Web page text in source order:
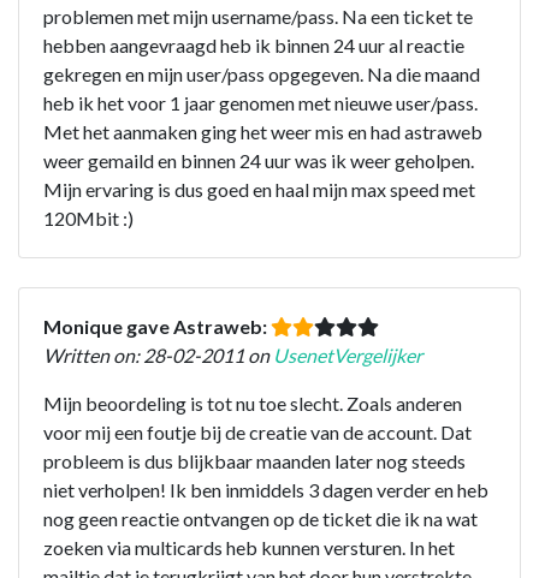
problemen met mijn username/pass. Na een ticket te
hebben aangevraagd heb ik binnen 24 uur al reactie
gekregen en mijn user/pass opgegeven. Na die maand
heb ik het voor 1 jaar genomen met nieuwe user/pass.
Met het aanmaken ging het weer mis en had astraweb
weer gemaild en binnen 24 uur was ik weer geholpen.
Mijn ervaring is dus goed en haal mijn max speed met
120Mbit :)
Monique gave Astraweb:
Written on: 28-02-2011 on UsenetVergelijker
Mijn beoordeling is tot nu toe slecht. Zoals anderen
voor mij een foutje bij de creatie van de account. Dat
probleem is dus blijkbaar maanden later nog steeds
niet verholpen! Ik ben inmiddels 3 dagen verder en heb
nog geen reactie ontvangen op de ticket die ik na wat
zoeken via multicards heb kunnen versturen. In het